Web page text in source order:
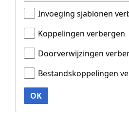
Invoeging sjablonen
Koppelingen verbergen
Doorverwijzingen
Bestandskoppelingen
OK